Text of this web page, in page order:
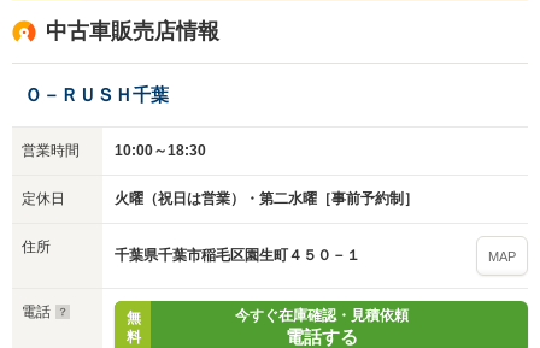
中古車販売店情報
Ｏ－ＲＵＳＨ千葉
営業時間 10:00～18:30
定休日 火曜（祝日は営業）・第二水曜［事前予約制］
住所 千葉県千葉市稲毛区園生町４５０－１ MAP
電話
無
料
今すぐ在庫確認・見積依頼
電話する